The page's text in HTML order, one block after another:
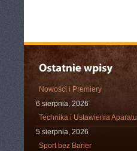
Nowości i Premiery
6 sierpnia, 2026
Technika i Ustawienia Aparatu
5 sierpnia, 2026
Sport bez Barier